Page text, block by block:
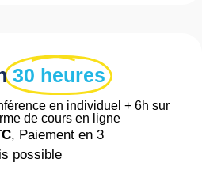
30 heures
en individuel + 6h sur
de cours en ligne
, Paiement en 3
possible